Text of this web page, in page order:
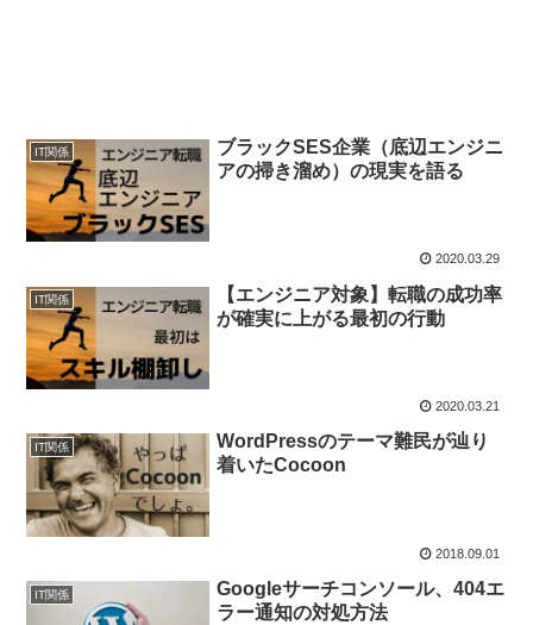
IT関係
ブラックSES企業（底辺エンジニ
アの掃き溜め）の現実を語る
2020.03.29
IT関係
【エンジニア対象】転職の成功率
が確実に上がる最初の行動
2020.03.21
IT関係
WordPressのテーマ難民が辿り
着いたCocoon
2018.09.01
IT関係
Googleサーチコンソール、404エ
ラー通知の対処方法